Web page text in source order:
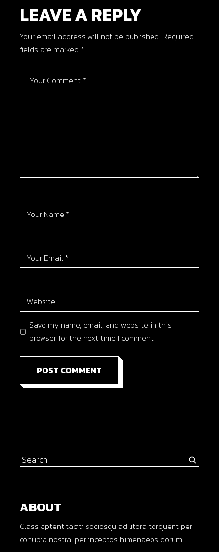
LEAVE A REPLY
Your email address will not be published. Required
fields are marked *
Save my name, email, and website in this
browser for the next time I comment.
POST COMMENT
ABOUT
Class aptent taciti sociosqu ad litora torquent per
conubia nostra, per inceptos himenaeos dorum.